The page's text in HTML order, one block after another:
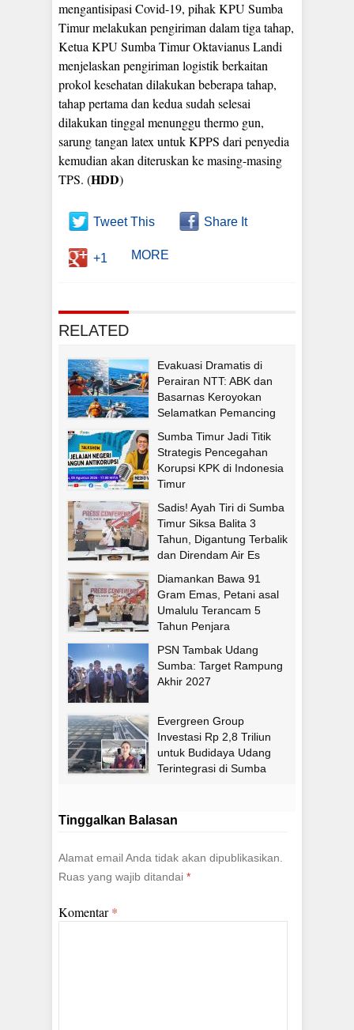
mengantisipasi Covid-19, pihak KPU Sumba
Timur melakukan pengiriman dalam tiga tahap,
Ketua KPU Sumba Timur Oktavianus Landi
menjelaskan pengiriman logistik berkaitan
prokol kesehatan dilakukan beberapa tahap,
tahap pertama dan kedua sudah selesai
dilakukan tinggal menunggu thermo gun,
sarung tangan latex untuk KPPS dari penyedia
kemudian akan diteruskan ke masing-masing
TPS. (HDD)
Tweet This Share It
+1 MORE
RELATED
Evakuasi Dramatis di
Perairan NTT: ABK dan
Basarnas Keroyokan
Selamatkan Pemancing
Sumba Timur Jadi Titik
Strategis Pencegahan
Korupsi KPK di Indonesia
Timur
Sadis! Ayah Tiri di Sumba
Timur Siksa Balita 3
Tahun, Digantung Terbalik
dan Direndam Air Es
Diamankan Bawa 91
Gram Emas, Petani asal
Umalulu Terancam 5
Tahun Penjara
PSN Tambak Udang
Sumba: Target Rampung
Akhir 2027
Evergreen Group
Investasi Rp 2,8 Triliun
untuk Budidaya Udang
Terintegrasi di Sumba
Tinggalkan Balasan
Alamat email Anda tidak akan dipublikasikan.
Ruas yang wajib ditandai *
Komentar*